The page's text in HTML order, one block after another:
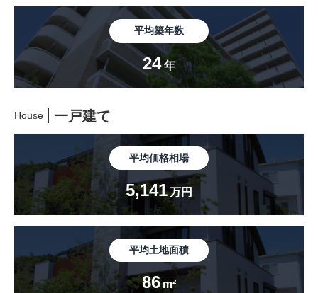
平均築年数
24 年
House 一戸建て
平均価格相場
5,141万円
平均土地面積
86m²